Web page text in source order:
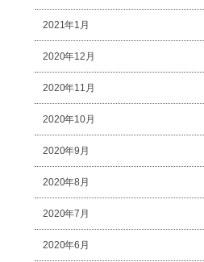
2021年1月
2020年12月
2020年11月
2020年10月
2020年9月
2020年8月
2020年7月
2020年6月